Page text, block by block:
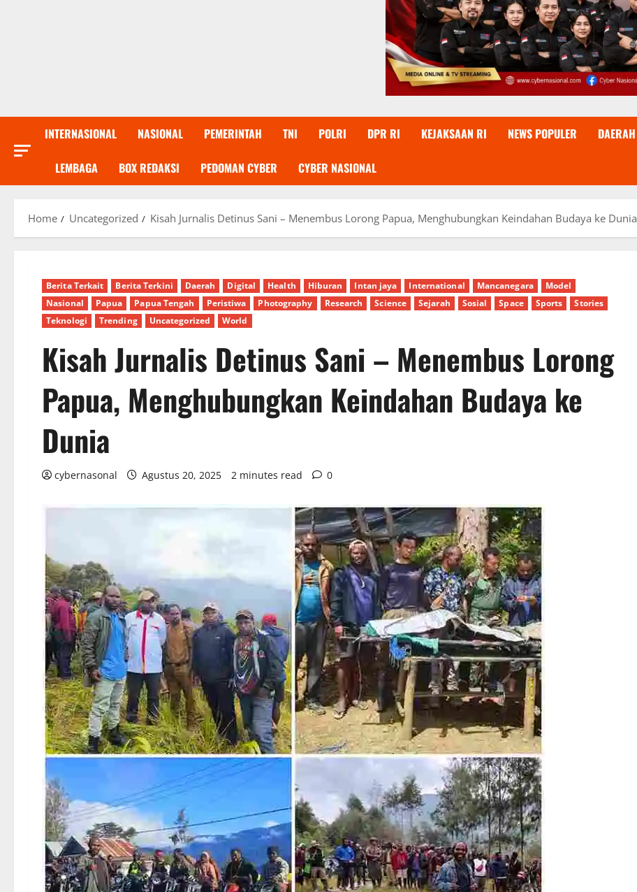
INTERNASIONAL NASIONAL PEMERINTAH TNI POLRI DPR RI KEJAKSAAN RI NEWS POPULER DAERAH
LEMBAGA BOX REDAKSI PEDOMAN CYBER CYBER NASIONAL
Home Uncategorized Kisah Jurnalis Detinus Sani – Menembus Lorong Papua, Menghubungkan Keindahan Budaya ke Dunia
Berita Terkait Berita Terkini Daerah Digital Health Hiburan Intan jaya International Mancanegara
Model
Nasional
Papua Papua Tengah Peristiwa Photography Research Science Sejarah Sosial Space Sports
Stories
Teknologi
Trending Uncategorized World
Kisah Jurnalis Detinus Sani – Menembus Lorong
Papua, Menghubungkan Keindahan Budaya ke
Dunia
cybernasonal Agustus 20, 2025 2 minutes read 0